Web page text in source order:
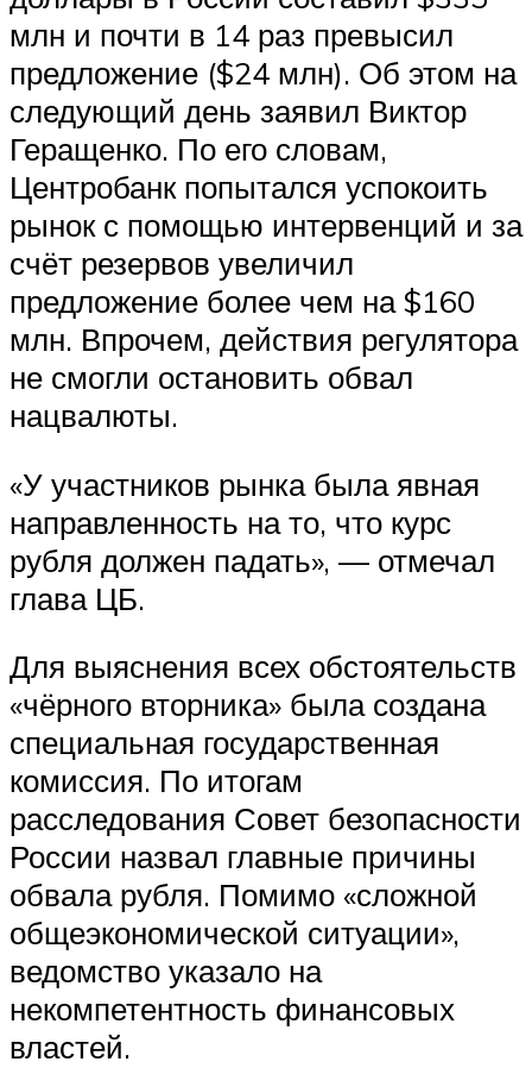
млн и почти в 14 раз превысил
предложение ($24 млн). Об этом на
следующий день заявил Виктор
Геращенко. По его словам,
Центробанк попытался успокоить
рынок с помощью интервенций и за
счёт резервов увеличил
предложение более чем на $160
млн. Впрочем, действия регулятора
не смогли остановить обвал
нацвалюты.
«У участников рынка была явная
направленность на то, что курс
рубля должен падать», — отмечал
глава ЦБ.
Для выяснения всех обстоятельств
«чёрного вторника» была создана
специальная государственная
комиссия. По итогам
расследования Совет безопасности
России назвал главные причины
обвала рубля. Помимо «сложной
общеэкономической ситуации»,
ведомство указало на
некомпетентность финансовых
властей.